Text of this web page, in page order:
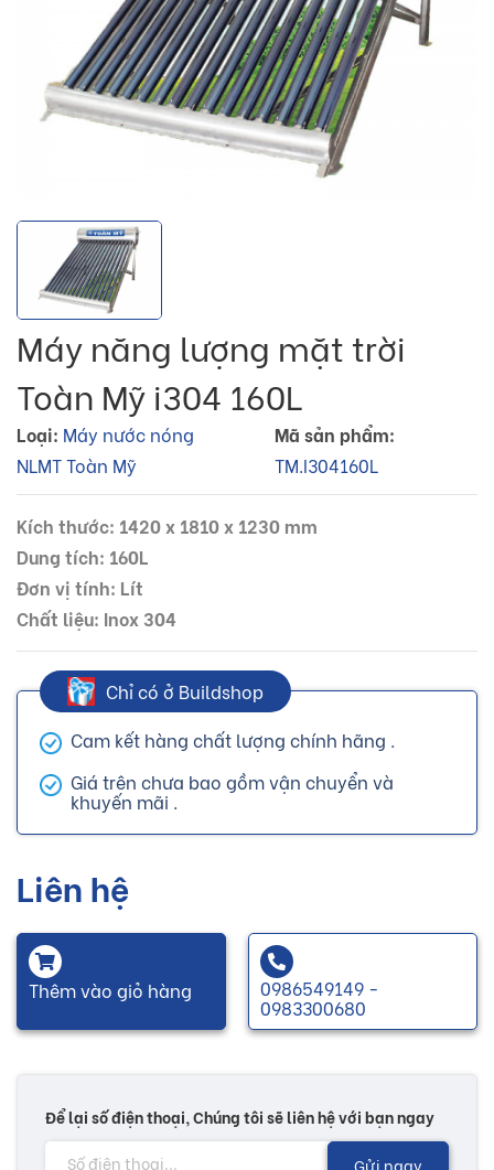
Máy năng lượng mặt trời
Toàn Mỹ i304 160L
Loại: Máy nước nóng
NLMT Toàn Mỹ
Mã sản phẩm:
TM.I304160L
Kích thước: 1420 x 1810 x 1230 mm
Dung tích: 160L
Đơn vị tính: Lít
Chất liệu: Inox 304
Chỉ có ở Buildshop
Cam kết hàng chất lượng chính hãng .
Giá trên chưa bao gồm vận chuyển và
khuyến mãi .
Liên hệ
Thêm vào giỏ hàng 0986549149 -
0983300680
Để lại số điện thoại, Chúng tôi sẽ liên hệ với bạn ngay
Gửi ngay